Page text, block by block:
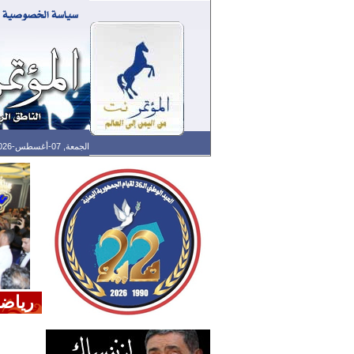
الجمعة, 07-أغسطس-2026 الساعة: 09:44 م - آخر تحديث: 09:43 م (43: 06) بتوقيت غرينتش